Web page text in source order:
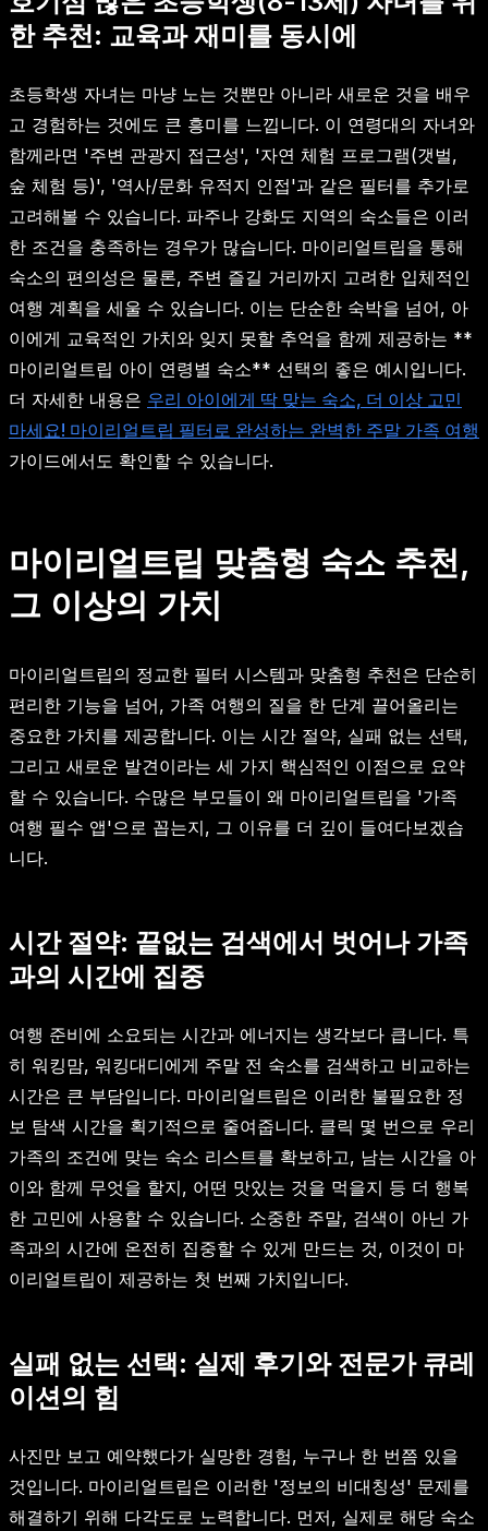
한 추천: 교육과 재미를 동시에
초등학생 자녀는 마냥 노는 것뿐만 아니라 새로운 것을 배우
고 경험하는 것에도 큰 흥미를 느낍니다. 이 연령대의 자녀와
함께라면 '주변 관광지 접근성', '자연 체험 프로그램(갯벌,
숲 체험 등)', '역사/문화 유적지 인접'과 같은 필터를 추가로
고려해볼 수 있습니다. 파주나 강화도 지역의 숙소들은 이러
한 조건을 충족하는 경우가 많습니다. 마이리얼트립을 통해
숙소의 편의성은 물론, 주변 즐길 거리까지 고려한 입체적인
여행 계획을 세울 수 있습니다. 이는 단순한 숙박을 넘어, 아
이에게 교육적인 가치와 잊지 못할 추억을 함께 제공하는 **
마이리얼트립 아이 연령별 숙소** 선택의 좋은 예시입니다.
더 자세한 내용은 우리 아이에게 딱 맞는 숙소, 더 이상 고민
마세요! 마이리얼트립 필터로 완성하는 완벽한 주말 가족 여행
가이드에서도 확인할 수 있습니다.
마이리얼트립 맞춤형 숙소 추천,
그 이상의 가치
마이리얼트립의 정교한 필터 시스템과 맞춤형 추천은 단순히
편리한 기능을 넘어, 가족 여행의 질을 한 단계 끌어올리는
중요한 가치를 제공합니다. 이는 시간 절약, 실패 없는 선택,
그리고 새로운 발견이라는 세 가지 핵심적인 이점으로 요약
할 수 있습니다. 수많은 부모들이 왜 마이리얼트립을 '가족
여행 필수 앱'으로 꼽는지, 그 이유를 더 깊이 들여다보겠습
니다.
시간 절약: 끝없는 검색에서 벗어나 가족
과의 시간에 집중
여행 준비에 소요되는 시간과 에너지는 생각보다 큽니다. 특
히 워킹맘, 워킹대디에게 주말 전 숙소를 검색하고 비교하는
시간은 큰 부담입니다. 마이리얼트립은 이러한 불필요한 정
보 탐색 시간을 획기적으로 줄여줍니다. 클릭 몇 번으로 우리
가족의 조건에 맞는 숙소 리스트를 확보하고, 남는 시간을 아
이와 함께 무엇을 할지, 어떤 맛있는 것을 먹을지 등 더 행복
한 고민에 사용할 수 있습니다. 소중한 주말, 검색이 아닌 가
족과의 시간에 온전히 집중할 수 있게 만드는 것, 이것이 마
이리얼트립이 제공하는 첫 번째 가치입니다.
실패 없는 선택: 실제 후기와 전문가 큐레
이션의 힘
사진만 보고 예약했다가 실망한 경험, 누구나 한 번쯤 있을
것입니다. 마이리얼트립은 이러한 '정보의 비대칭성' 문제를
해결하기 위해 다각도로 노력합니다. 먼저, 실제로 해당 숙소